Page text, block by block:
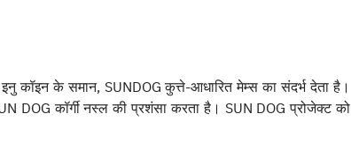
कॉइन के समान, SUNDOG कुत्ते-आधारित मेम्स का संदर्भ देता है।
DOG कॉर्गी नस्ल की प्रशंसा करता है। SUN DOG प्रोजेक्ट को